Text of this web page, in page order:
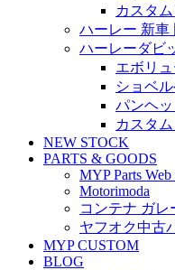
カスタ
ハーレー 新車
ハーレーダビ
エボリ
ショベ
パンヘ
カスタ
NEW STOCK
PARTS & GOODS
MYP Parts Web
Motorimoda
コンテナ ガレ
ヤフオク中古
MYP CUSTOM
BLOG